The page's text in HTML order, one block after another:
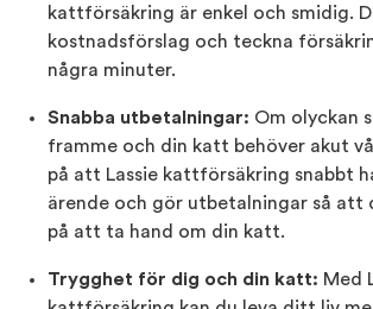
kattförsäkring är enkel och smidig.
kostnadsförslag och teckna
några minuter.
Snabba utbetalningar: Om olyckan
framme och din katt behöver akut
på att Lassie kattförsäkring snabbt
ärende och gör utbetalningar så att
på att ta hand om din katt.
Trygghet för dig och din katt: Med